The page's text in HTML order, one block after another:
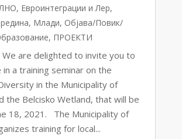
, Евроинтеграции и Лер,
, Млади, Објава/Повик/
, ПРОЕКТИ
are delighted to invite you to
a training seminar on the
in the Municipality of
the Belcisko Wetland, that will be
18, 2021. The Municipality of
training for local...